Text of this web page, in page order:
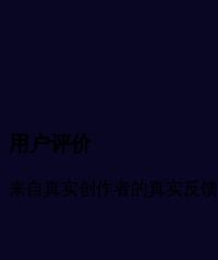
用户评价
来自真实创作者的真实反馈